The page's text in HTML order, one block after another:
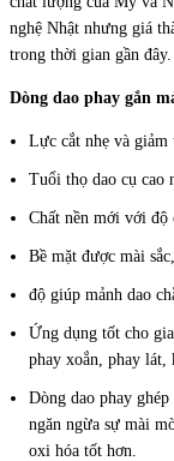
nghệ Nhật nhưng giá
trong thời gian gần đây.
Dòng dao phay gắn
Lực cắt nhẹ và giảm
Tuổi thọ dao cụ cao
Chất nền mới với độ
Bề mặt được mài
độ giúp mảnh dao
Ứng dụng tốt cho
phay xoắn, phay
Dòng dao phay
ngăn ngừa sự mài
oxi hóa tốt hơn.